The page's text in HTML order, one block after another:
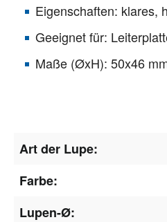
Eigenschaften: klares,
Geeignet für:
Maße (ØxH): 50x46
Art der Lupe:
Farbe:
Lupen-Ø: